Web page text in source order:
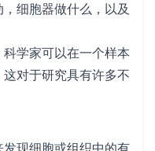
细胞器做什么，以及
学家可以在一个样本
对于研究具有许多不